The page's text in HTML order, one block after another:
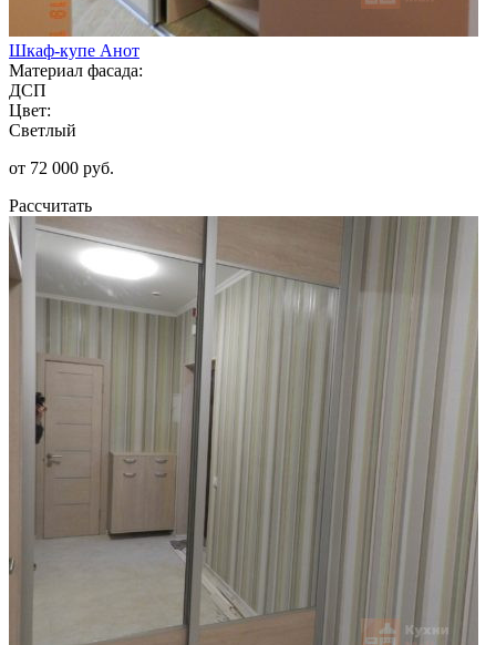
Шкаф-купе Анот
Материал фасада:
ДСП
Цвет:
Светлый
от 72 000 руб.
Рассчитать